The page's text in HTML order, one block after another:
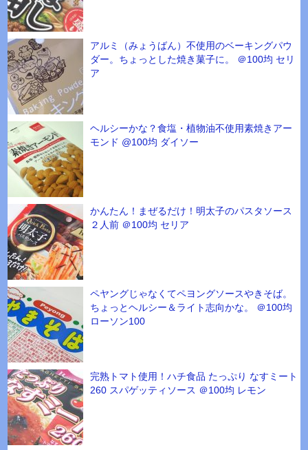
アルミ（みょうばん）不使用のベーキングパウ
ダー。ちょっとした焼き菓子に。 ＠100均 セリ
ア
ヘルシーかな？食塩・植物油不使用素焼きアー
モンド @100均 ダイソー
かんたん！まぜるだけ！明太子のパスタソース
２人前 ＠100均 セリア
ペヤングじゃなくてペヨングソースやきそば。
ちょっとヘルシー＆ライト志向かな。 ＠100均
ローソン100
完熟トマト使用！ハチ食品 たっぷり なすミート
260 スパゲッティソース ＠100均 レモン